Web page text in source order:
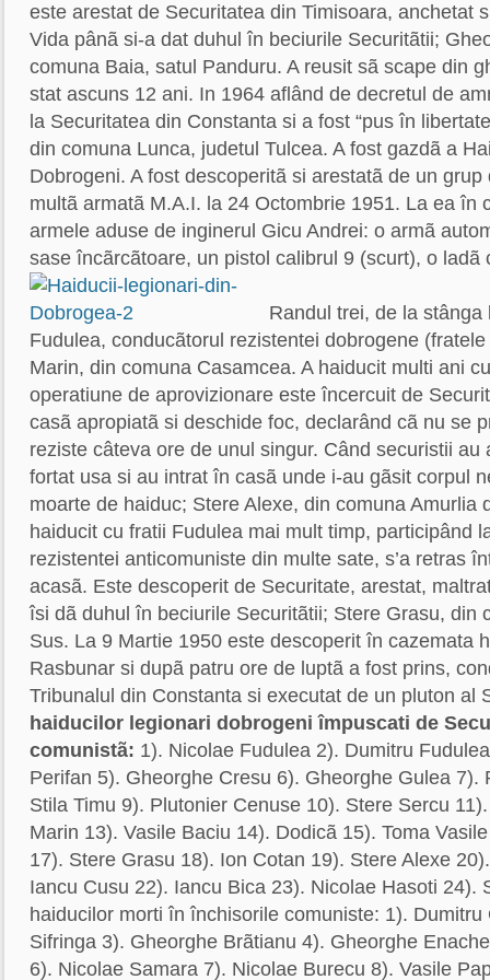
este arestat de Securitatea din Timisoara, anchetat
Vida pânã si-a dat duhul în beciurile Securitãtii;
comuna Baia, satul Panduru. A reusit sã scape din
stat ascuns 12 ani. In 1964 aflând de decretul de
la Securitatea din Constanta si a fost “pus în
din comuna Lunca, judetul Tulcea. A fost gazdã a
Dobrogeni. A fost descoperitã si arestatã de un
multã armatã M.A.I. la 24 Octombrie 1951. La ea în
armele aduse de inginerul Gicu Andrei: o armã
sase încãrcãtoare, un pistol calibrul 9 (scurt), o ladã
Randul trei, de la stânga
Fudulea, conducãtorul rezistentei dobrogene
Marin, din comuna Casamcea. A haiducit multi ani
operatiune de aprovizionare este încercuit de
casã apropiatã si deschide foc, declarând cã nu se
reziste câteva ore de unul singur. Când securistii au
fortat usa si au intrat în casã unde i-au gãsit corpul
moarte de haiduc; Stere Alexe, din comuna Amurlia
haiducit cu fratii Fudulea mai mult timp, participând
rezistentei anticomuniste din multe sate, s’a retras
acasã. Este descoperit de Securitate, arestat,
îsi dã duhul în beciurile Securitãtii; Stere Grasu, din
Sus. La 9 Martie 1950 este descoperit în cazemata
Rasbunar si dupã patru ore de luptã a fost prins,
Tribunalul din Constanta si executat de un pluton al
haiducilor legionari dobrogeni împuscati de
comunistã: 1). Nicolae Fudulea 2). Dumitru
Perifan 5). Gheorghe Cresu 6). Gheorghe Gulea 7).
Stila Timu 9). Plutonier Cenuse 10). Stere Sercu
Marin 13). Vasile Baciu 14). Dodicã 15). Toma
17). Stere Grasu 18). Ion Cotan 19). Stere Alexe
Iancu Cusu 22). Iancu Bica 23). Nicolae Hasoti 24).
haiducilor morti în închisorile comuniste: 1). Dumitru
Sifringa 3). Gheorghe Brãtianu 4). Gheorghe
6). Nicolae Samara 7). Nicolae Burecu 8). Vasile